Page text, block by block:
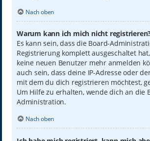
Nach oben
Warum kann ich mich nicht
Es kann sein, dass die Board-
Registrierung komplett ausgeschaltet
keine neuen Benutzer mehr anmelden
auch sein, dass deine IP-Adresse oder
mit dem du dich registrieren möchtest,
Um Hilfe zu erhalten, wende dich an die
Administration.
Nach oben